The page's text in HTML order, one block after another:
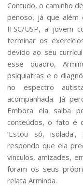
Contudo, o caminho
penoso, já que além
IFSC/USP, a jovem
terminar os
devido ao seu
esse quadro,
psiquiatras e o
no espectro
acompanhada. Já
Embora ela saiba
conteúdos, o fato é
‘Estou só,
respondo que ela
vínculos, amizades,
foram os seus
relata Arminda.